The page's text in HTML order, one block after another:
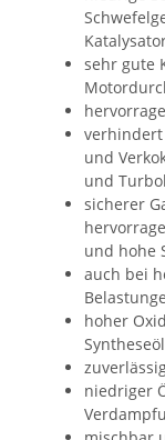
sehr gute
verhindert
und
und
sicherer
und hohe
auch bei
hoher
niedriger